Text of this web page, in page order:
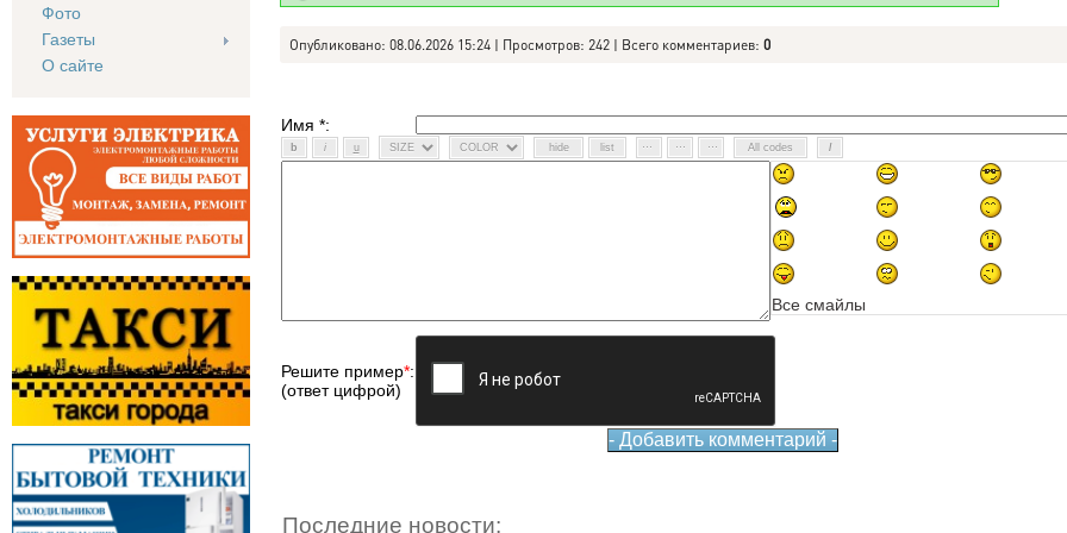
Фото
Газеты
О сайте
Опубликовано: 08.06.2026 15:24 | Просмотров: 242 | Всего комментариев: 0
Имя *:
Все смайлы
Решите пример*:
(ответ цифрой)
Последние новости: